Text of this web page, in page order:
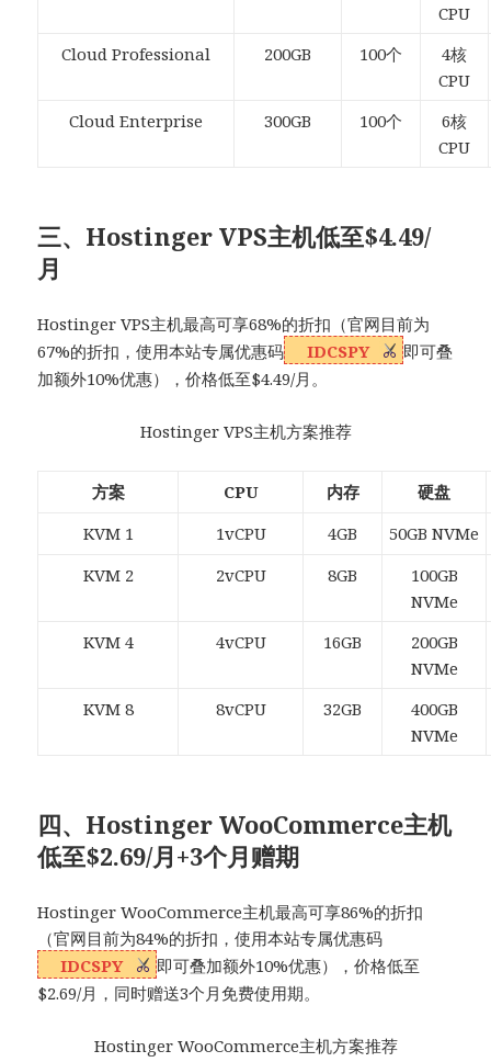
CPU
Cloud Professional
200GB 100个
4核
CPU
Cloud Enterprise
300GB 100个
6核
CPU
三、Hostinger VPS主机低至$4.49/
月
Hostinger VPS主机最高可享68%的折扣（官网目前为
67%的折扣，使用本站专属优惠码
IDCSPY
即可叠
加额外10%优惠），价格低至$4.49/月。
Hostinger VPS主机方案推荐
方案 CPU 内存
硬盘
KVM 1
1vCPU 4GB
50GB NVMe
KVM 2
2vCPU 8GB
100GB
NVMe
KVM 4
4vCPU 16GB
200GB
NVMe
KVM 8
8vCPU 32GB
400GB
NVMe
四、Hostinger WooCommerce主机
低至$2.69/月+3个月赠期
Hostinger WooCommerce主机最高可享86%的折扣
（官网目前为84%的折扣，使用本站专属优惠码
IDCSPY
即可叠加额外10%优惠），价格低至
$2.69/月，同时赠送3个月免费使用期。
Hostinger WooCommerce主机方案推荐